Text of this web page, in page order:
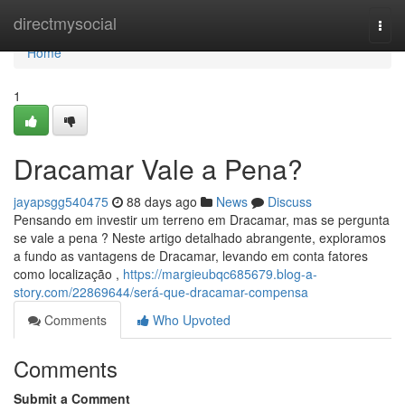
directmysocial
Home
Home
1
Dracamar Vale a Pena?
jayapsgg540475 88 days ago News
Discuss
Pensando em investir um terreno em Dracamar, mas se pergunta
se vale a pena ? Neste artigo detalhado abrangente, exploramos
a fundo as vantagens de Dracamar, levando em conta fatores
como localização , https://margieubqc685679.blog-a-
story.com/22869644/será-que-dracamar-compensa
Comments
Who Upvoted
Comments
Submit a Comment